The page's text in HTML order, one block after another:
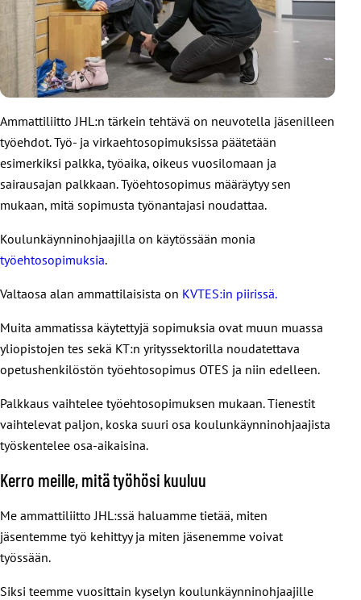
toimintaa, siihen liittyvä vahingonkorvauskysymykset
ratkaistaan samoin periaattein kuin koulutyössä yleensäkin.”
Jos sinulla on kysyttävää lääkehoidosta, ota rohkeasti
yhteyttä luottamusedustajaasi tai luottamusmieheesi.
Lisätietoa lääkehoidon järjestämisestä löydät
Aluehallintoviraston sivuilta.
Tulosta
suunnitella, miten vastaavat tapaukset ehkäistään jatkossa
ennalta. Tiedon perusteella työnantaja arvioi myös, onko
tarpeen lisätä tai kohdentaa turvatoimia.
aloitettu puolustautuminen muuttuu itse hyökkäykseksi,
jota vastaan toinen osapuoli voi mahdollisesti käyttää
hätävarjelua.
Ammattiliitto JHL:n tärkein tehtävä on neuvotella jäsenilleen
työehdot. Työ- ja virkaehtosopimuksissa päätetään
esimerkiksi palkka, työaika, oikeus vuosilomaan ja
sairausajan palkkaan. Työehtosopimus määräytyy sen
mukaan, mitä sopimusta työnantajasi noudattaa.
Koulunkäynninohjaajilla on käytössään monia
työehtosopimuksia.
Valtaosa alan ammattilaisista on KVTES:in piirissä.
Muita ammatissa käytettyjä sopimuksia ovat muun muassa
yliopistojen tes sekä KT:n yrityssektorilla noudatettava
opetushenkilöstön työehtosopimus OTES ja niin edelleen.
Palkkaus vaihtelee työehtosopimuksen mukaan. Tienestit
vaihtelevat paljon, koska suuri osa koulunkäynninohjaajista
työskentelee osa-aikaisina.
Kerro meille, mitä työhösi kuuluu
Me ammattiliitto JHL:ssä haluamme tietää, miten
jäsentemme työ kehittyy ja miten jäsenemme voivat
työssään.
Siksi teemme vuosittain kyselyn koulunkäynninohjaajille